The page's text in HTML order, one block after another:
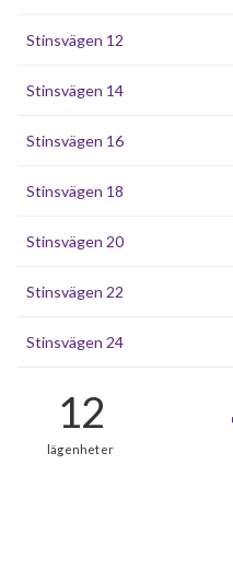
Stinsvägen 12
Stinsvägen 14
Stinsvägen 16
Stinsvägen 18
Stinsvägen 20
Stinsvägen 22
Stinsvägen 24